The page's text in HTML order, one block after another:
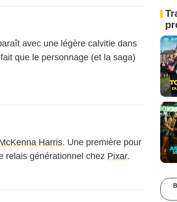
avec une légère calvitie dans
que le personnage (et la saga)
Harris. Une première pour
relais générationnel chez Pixar.